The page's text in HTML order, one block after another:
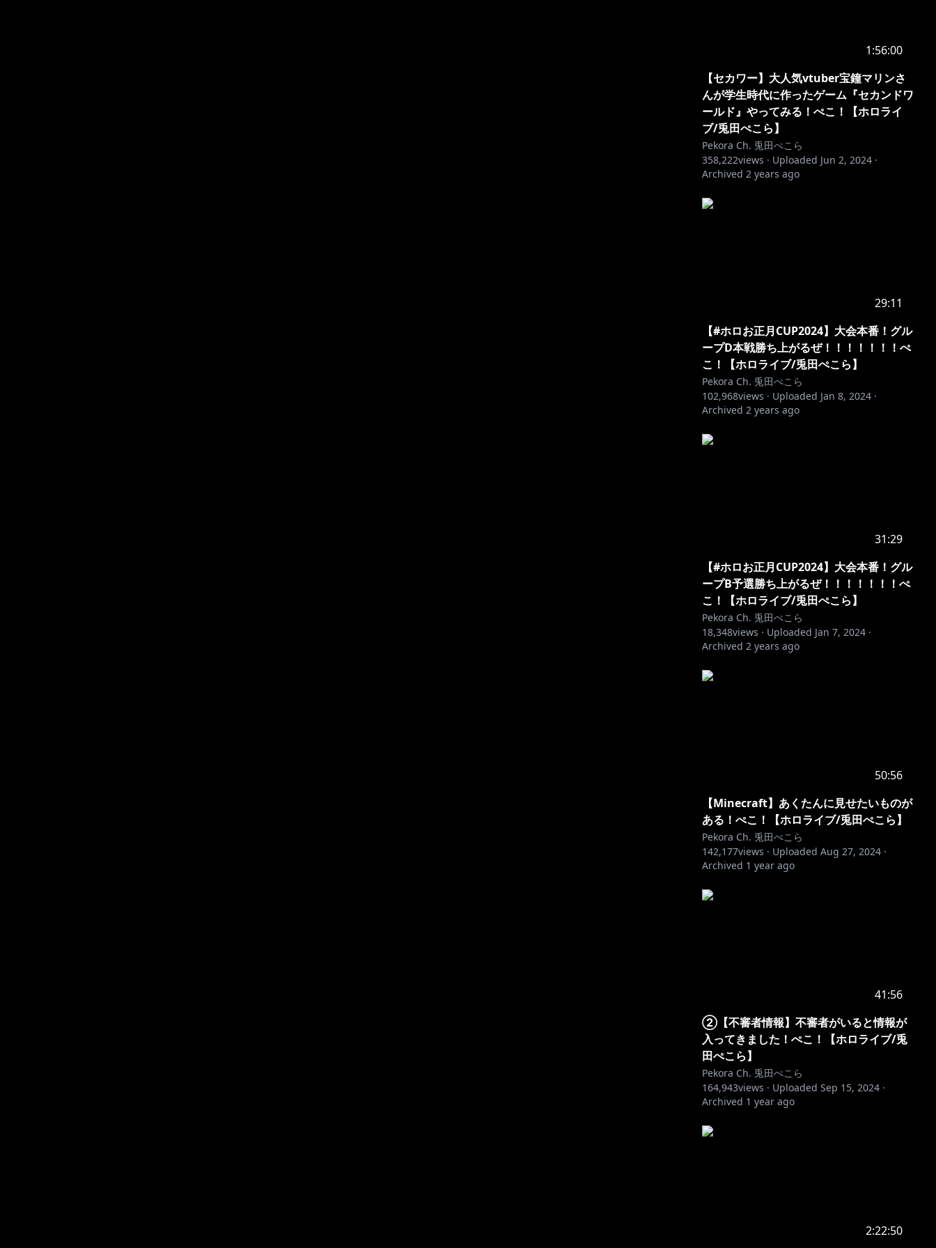
1:56:00
【セカワー】大人気vtuber宝鐘マリンさ
んが学生時代に作ったゲーム『セカンドワ
ールド』やってみる！ぺこ！【ホロライ
ブ/兎田ぺこら】
Pekora Ch. 兎田ぺこら
358,222views · Uploaded Jun 2, 2024 ·
Archived 2 years ago
29:11
【#ホロお正月CUP2024】大会本番！グル
ープD本戦勝ち上がるぜ！！！！！！！ぺ
こ！【ホロライブ/兎田ぺこら】
Pekora Ch. 兎田ぺこら
102,968views · Uploaded Jan 8, 2024 ·
Archived 2 years ago
31:29
【#ホロお正月CUP2024】大会本番！グル
ープB予選勝ち上がるぜ！！！！！！！ぺ
こ！【ホロライブ/兎田ぺこら】
Pekora Ch. 兎田ぺこら
18,348views · Uploaded Jan 7, 2024 ·
Archived 2 years ago
50:56
【Minecraft】あくたんに見せたいものが
ある！ぺこ！【ホロライブ/兎田ぺこら】
Pekora Ch. 兎田ぺこら
142,177views · Uploaded Aug 27, 2024 ·
Archived 1 year ago
41:56
②【不審者情報】不審者がいると情報が
入ってきました！ぺこ！【ホロライブ/兎
田ぺこら】
Pekora Ch. 兎田ぺこら
164,943views · Uploaded Sep 15, 2024 ·
Archived 1 year ago
2:22:50